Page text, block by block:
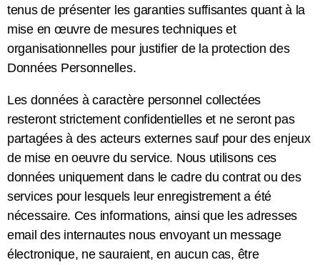
tenus de présenter les garanties suffisantes quant à la
mise en œuvre de mesures techniques et
organisationnelles pour justifier de la protection des
Données Personnelles.
Les données à caractère personnel collectées
resteront strictement confidentielles et ne seront pas
partagées à des acteurs externes sauf pour des enjeux
de mise en oeuvre du service. Nous utilisons ces
données uniquement dans le cadre du contrat ou des
services pour lesquels leur enregistrement a été
nécessaire. Ces informations, ainsi que les adresses
email des internautes nous envoyant un message
électronique, ne sauraient, en aucun cas, être